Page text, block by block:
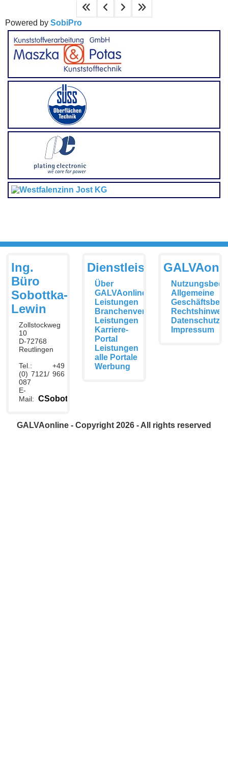
Powered by SobiPro
Ing.
Büro
Sobottka-
Lewin
Zollstockweg
10
D-72768
Reutlingen
Tel.: +49
(0) 7121/ 966
087
E-
Mail: CSobottka@galvaonline.de
Dienstleistungen
Über
GALVAonline
Leistungen
Branchenverzeichnis
Leistungen
Karriere-
Portal
Leistungen
alle Portale
Werbung
Allgemeine
Impressum
GALVAonline - Copyright 2026 - All rights reserved